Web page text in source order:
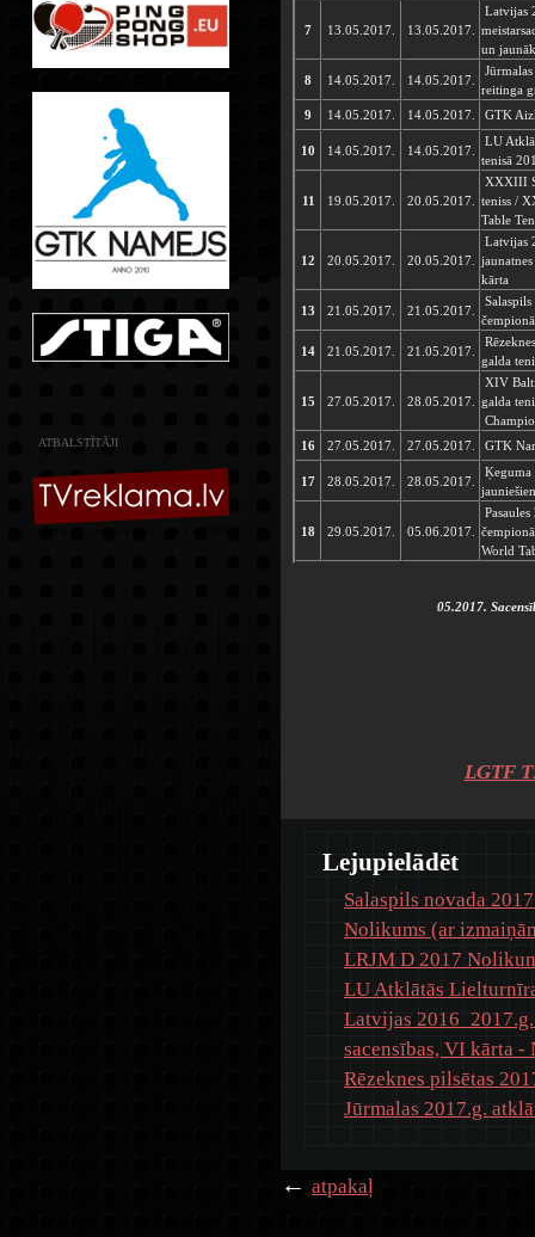
ATBALSTĪTĀJI
7 13.05.2017. 13.05.2017.
Latvijas
un
8 14.05.2017. 14.05.2017.
reitinga
9
14.05.2017. 14.05.2017. GTK
10 14.05.2017. 14.05.2017.
LU
tenisā
11 19.05.2017. 20.05.2017.
XXXIII
teniss /
Table
12 20.05.2017. 20.05.2017.
Latvijas
kārta
13 21.05.2017. 21.05.2017.
14 21.05.2017. 21.05.2017.
galda
15 27.05.2017. 28.05.2017.
XIV
galda
16
27.05.2017. 27.05.2017. GTK
17 28.05.2017. 28.05.2017.
Ķeguma
18 29.05.2017. 05.06.2017.
World
05.2017.
LGTF
Lejupielādēt
Salaspils novada
Nolikums (ar
LRJM D 2017
LU Atklātās
Latvijas
sacensības, VI kārta -
Rēzeknes pilsētas
Jūrmalas 2017.g.
← atpakaļ